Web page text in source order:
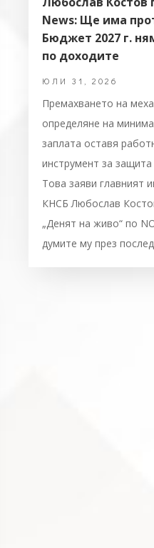
News: Ще има
Бюджет 2027 г.
по доходите
ЮЛИ 31, 2026
Премахването на
определяне на
заплата оставя
инструмент за
Това заяви главният
КНСБ Любослав
„Денят на живо“ по
думите му през